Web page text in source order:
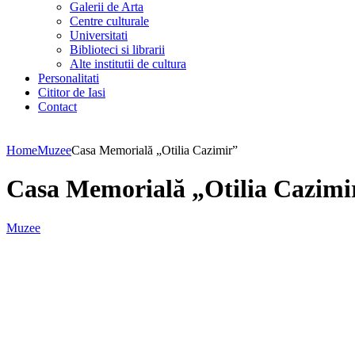
Galerii de Arta
Centre culturale
Universitati
Biblioteci si librarii
Alte institutii de cultura
Personalitati
Cititor de Iasi
Contact
HomeMuzeeCasa Memorială „Otilia Cazimir”
Casa Memorială „Otilia
Muzee